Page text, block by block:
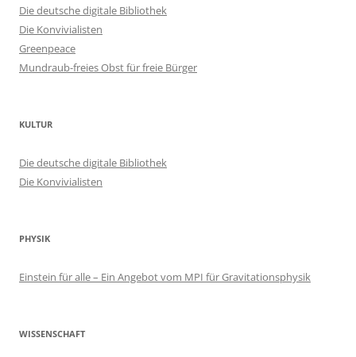
Die deutsche digitale Bibliothek
Die Konvivialisten
Greenpeace
Mundraub-freies Obst für freie Bürger
KULTUR
Die deutsche digitale Bibliothek
Die Konvivialisten
PHYSIK
Einstein für alle – Ein Angebot vom MPI für Gravitationsphysik
WISSENSCHAFT